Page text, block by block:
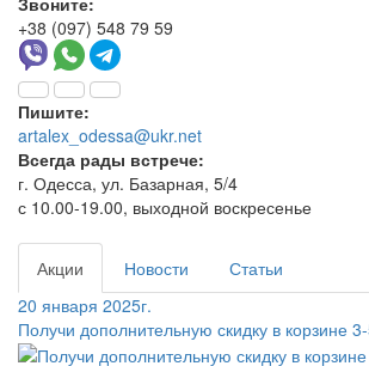
+38 (097) 548 79 59
Пишите:
artalex_odessa@ukr.net
Всегда рады встрече:
г. Одесса, ул. Базарная, 5/4
с 10.00-19.00, выходной воскресенье
Акции Новости
Статьи
20 января 2025г.
Получи дополнительную скидку в корзине